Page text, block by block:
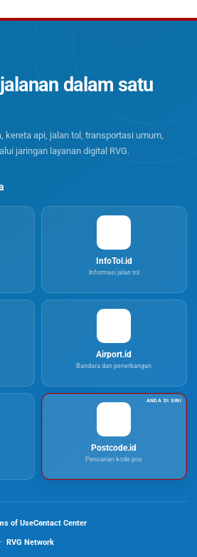
dalam satu
kereta api, jalan tol, transportasi umum,
jaringan layanan digital RVG.
InfoTol.id
Informasi jalan tol
Airport.id
Bandara dan penerbangan
Postcode.id
Pencarian kode pos
of UseContact Center
RVG Network